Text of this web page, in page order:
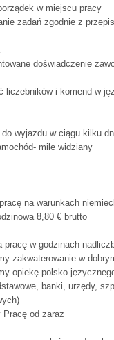
w miejscu pracy
zadań zgodnie z
doświadczenie
liczebników i komend w
do wyjazdu w ciągu kilku
mile widziany
na warunkach
8,80 € brutto
pracę w godzinach
zakwaterowanie w
opiekę polsko
banki, urzędy,
Pracę od zaraz